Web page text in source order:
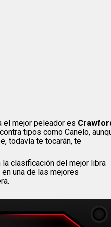
el mejor peleador es
tipos como Canelo,
todavía te tocarán, te
la clasificación del mejor libra
una de las mejores